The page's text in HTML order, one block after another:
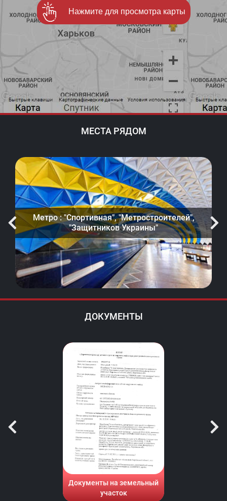
Нажмите для просмотра карты
МЕСТА РЯДОМ
Метро : "Спортивная", "Метростроителей",
"Защитников Украины"
ДОКУМЕНТЫ
Документы на земельный
участок